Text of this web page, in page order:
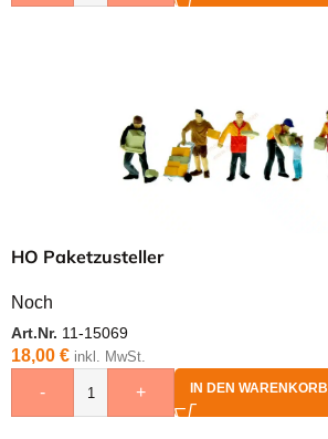
HO Paketzusteller
Noch
Art.Nr. 11-15069
18,00 € inkl. MwSt.
- + IN DEN WARENKORB